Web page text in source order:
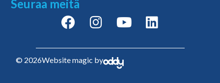
Seuraa meitä
© 2026Website magic by